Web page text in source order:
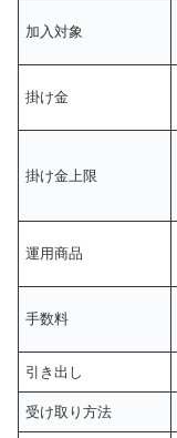
加入対象
掛け金
掛け金上限
運用商品
手数料
引き出し
受け取り方法